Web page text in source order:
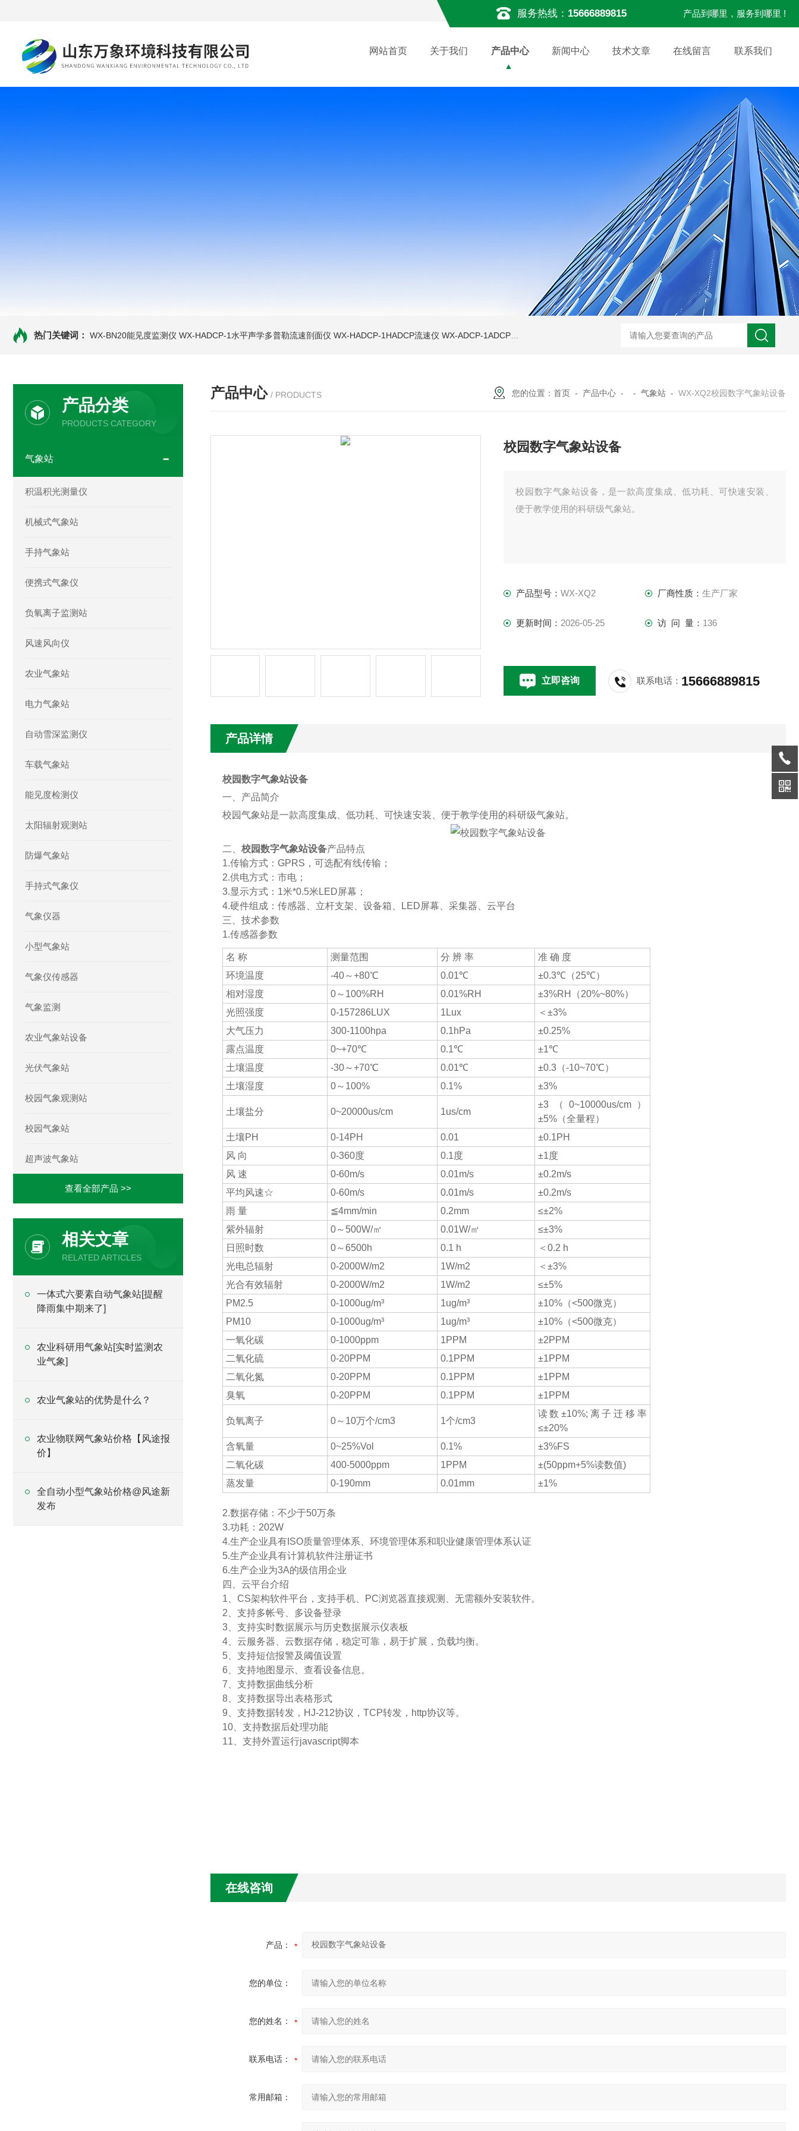
服务热线： 15666889815 产品到哪里，服务到哪里 !
网站首页 关于我们 产品中心 新闻中心 技术文章 在线留言 联系我们
热门关键词： WX-BN20能见度监测仪 WX-HADCP-1水平声学多普勒流速剖面仪 WX-HADCP-1HADCP流速仪 WX-ADCP-1ADCP流速仪 WX-ADCP-1走航式声学多普勒流速剖面仪 WX-NJD50交通能见度监测
产品分类
PRODUCTS CATEGORY
气象站
积温积光测量仪
机械式气象站
手持气象站
便携式气象仪
负氧离子监测站
风速风向仪
农业气象站
电力气象站
自动雪深监测仪
车载气象站
能见度检测仪
太阳辐射观测站
防爆气象站
手持式气象仪
气象仪器
小型气象站
气象仪传感器
气象监测
农业气象站设备
光伏气象站
校园气象观测站
校园气象站
超声波气象站
查看全部产品 >>
相关文章
RELATED ARTICLES
一体式六要素自动气象站[提醒
降雨集中期来了]
农业科研用气象站[实时监测农
业气象]
农业气象站的优势是什么？
农业物联网气象站价格【风途报
价】
全自动小型气象站价格@风途新
发布
产品中心 / PRODUCTS 您的位置： 首页 - 产品中心 - - 气象站 - WX-XQ2校园数字气象站设备
校园数字气象站设备
校园数字气象站设备，是一款高度集成、低功耗、可快速安装、
便于教学使用的科研级气象站。
产品型号：WX-XQ2 厂商性质： 生产厂家
更新时间： 2026-05-25 访 问 量： 136
立即咨询 联系电话： 15666889815
产品详情
校园数字气象站设备
一、产品简介
校园气象站是一款高度集成、低功耗、可快速安装、便于教学使用的科研级气象站。
二、 校园数字气象站设备产品特点
1.传输方式：GPRS，可选配有线传输；
2.供电方式：市电；
3.显示方式：1米*0.5米LED屏幕；
4.硬件组成：传感器、立杆支架、设备箱、LED屏幕、采集器、云平台
三、技术参数
1.传感器参数
名 称 测量范围 分 辨 率
准 确 度
环境温度
-40～+80℃ 0.01℃
±0.3℃（25℃）
相对湿度
0～100%RH 0.01%RH
±3%RH（20%~80%）
光照强度
0-157286LUX 1Lux
＜±3%
大气压力
300-1100hpa 0.1hPa
±0.25%
露点温度
0~+70℃ 0.1℃
±1℃
土壤温度
-30～+70℃ 0.01℃
±0.3（-10~70℃）
土壤湿度
0～100% 0.1% ±3%
土壤盐分 0~20000us/cm 1us/cm
±3（0~10000us/cm）
±5%（全量程）
土壤PH
0-14PH 0.01
±0.1PH
风 向
0-360度 0.1度
±1度
风 速
0-60m/s 0.01m/s
±0.2m/s
平均风速☆
0-60m/s 0.01m/s
±0.2m/s
雨 量
≦4mm/min 0.2mm
≤±2%
紫外辐射
0～500W/㎡ 0.01W/㎡
≤±3%
日照时数
0～6500h 0.1 h
＜0.2 h
光电总辐射
0-2000W/m2 1W/m2
＜±3%
光合有效辐射
0-2000W/m2 1W/m2
≤±5%
PM2.5
0-1000ug/m³ 1ug/m³
±10%（<500微克）
PM10
0-1000ug/m³ 1ug/m³
±10%（<500微克）
一氧化碳
0-1000ppm 1PPM
±2PPM
二氧化硫
0-20PPM 0.1PPM
±1PPM
二氧化氮
0-20PPM 0.1PPM
±1PPM
臭氧
0-20PPM 0.1PPM ±1PPM
负氧离子 0～10万个/cm3 1个/cm3
读数±10%;离子迁移率
≤±20%
含氧量
0~25%Vol 0.1%
±3%FS
二氧化碳
400-5000ppm 1PPM
±(50ppm+5%读数值)
蒸发量
0-190mm 0.01mm ±1%
2.数据存储：不少于50万条
3.功耗：202W
4.生产企业具有ISO质量管理体系、环境管理体系和职业健康管理体系认证
5.生产企业具有计算机软件注册证书
6.生产企业为3A的级信用企业
四、云平台介绍
1、CS架构软件平台，支持手机、PC浏览器直接观测、无需额外安装软件。
2、支持多帐号、多设备登录
3、支持实时数据展示与历史数据展示仪表板
4、云服务器、云数据存储，稳定可靠，易于扩展，负载均衡。
5、支持短信报警及阈值设置
6、支持地图显示、查看设备信息。
7、支持数据曲线分析
8、支持数据导出表格形式
9、支持数据转发，HJ-212协议，TCP转发，http协议等。
10、支持数据后处理功能
11、支持外置运行javascript脚本
在线咨询
产品：
您的单位：
您的姓名：
联系电话：
常用邮箱：